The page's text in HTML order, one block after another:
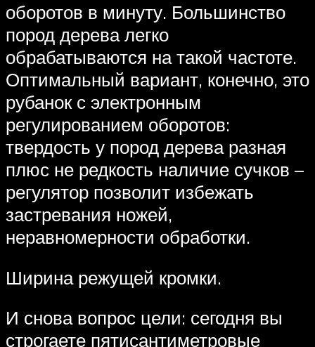
оборотов в минуту. Большинство
пород дерева легко
обрабатываются на такой частоте.
Оптимальный вариант, конечно, это
рубанок с электронным
регулированием оборотов:
твердость у пород дерева разная
плюс не редкость наличие сучков –
регулятор позволит избежать
застревания ножей,
неравномерности обработки.
Ширина режущей кромки.
И снова вопрос цели: сегодня вы
строгаете пятисантиметровые